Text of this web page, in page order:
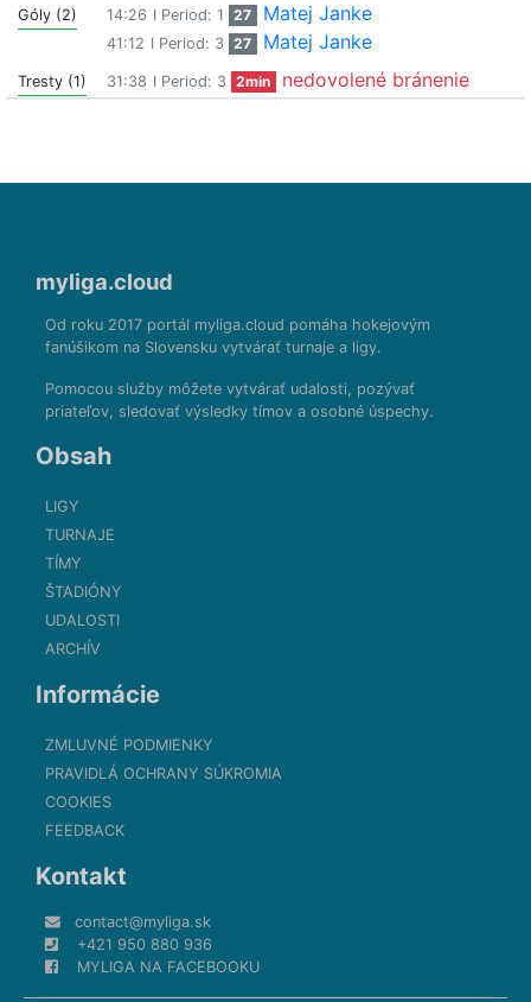
Góly (2) 14:26 I Period: 1 27 Matej Janke
41:12 I Period: 3 27 Matej Janke
Tresty (1) 31:38 I Period: 3 2min nedovolené bránenie
myliga.cloud
Od roku 2017 portál myliga.cloud pomáha hokejovým
fanúšikom na Slovensku vytvárať turnaje a ligy.
Pomocou služby môžete vytvárať udalosti, pozývať
priateľov, sledovať výsledky tímov a osobné úspechy.
Obsah
LIGY
TURNAJE
TÍMY
ŠTADIÓNY
UDALOSTI
ARCHÍV
Informácie
ZMLUVNÉ PODMIENKY
PRAVIDLÁ OCHRANY SÚKROMIA
COOKIES
FEEDBACK
Kontakt
contact@myliga.sk
+421 950 880 936
MYLIGA NA FACEBOOKU